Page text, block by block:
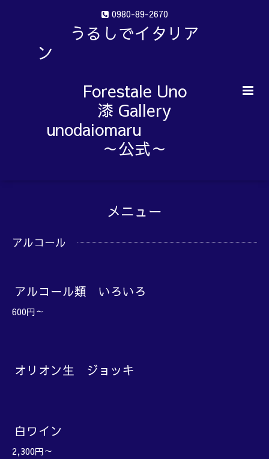
0980-89-2670
うるしでイタリア
ン
Forestale Uno
漆 Gallery
unodaiomaru
～公式～
メニュー
アルコール
アルコール類 いろいろ
600円～
オリオン生 ジョッキ
白ワイン
2,300円～